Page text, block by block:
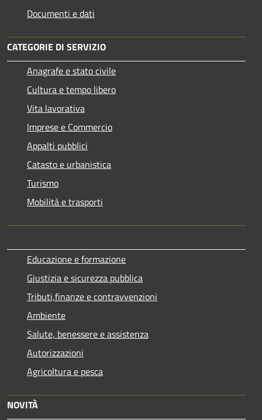
Documenti e dati
CATEGORIE DI SERVIZIO
Anagrafe e stato civile
Cultura e tempo libero
Vita lavorativa
Imprese e Commercio
Appalti pubblici
Catasto e urbanistica
Turismo
Mobilità e trasporti
Educazione e formazione
Giustizia e sicurezza pubblica
Tributi,finanze e contravvenzioni
Ambiente
Salute, benessere e assistenza
Autorizzazioni
Agricoltura e pesca
NOVITÀ